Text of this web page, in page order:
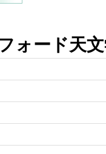
フォー